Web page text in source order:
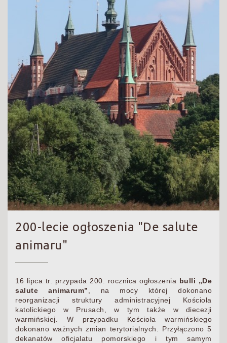
200-lecie ogłoszenia "De salute
animaru"
16 lipca tr. przypada 200. rocznica ogłoszenia bulli „De
salute animarum”
, na mocy której dokonano
reorganizacji struktury administracyjnej Kościoła
katolickiego w Prusach, w tym także w diecezji
warmińskiej. W przypadku Kościoła warmińskiego
dokonano ważnych zmian terytorialnych. Przyłączono 5
dekanatów oficjalatu pomorskiego i tym samym